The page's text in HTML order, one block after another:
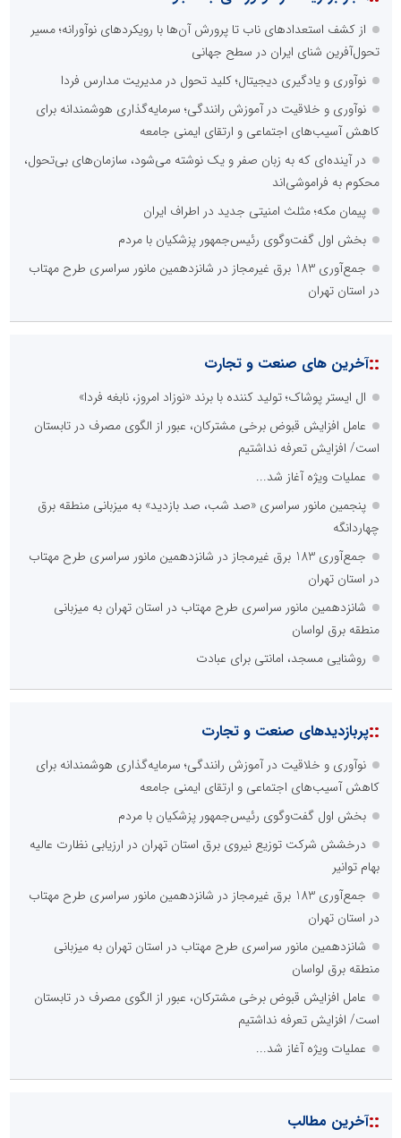
از کشف استعدادهای ناب تا پرورش آن‌ها با رویکردهای نوآورانه؛ مسیر
تحول‌آفرین شنای ایران در سطح جهانی
نوآوری و یادگیری دیجیتال؛ کلید تحول در مدیریت مدارس فردا
نوآوری و خلاقیت در آموزش رانندگی؛ سرمایه‌گذاری هوشمندانه برای
کاهش آسیب‌های اجتماعی و ارتقای ایمنی جامعه
در آینده‌ای که به زبان صفر و یک نوشته می‌شود، سازمان‌های بی‌تحول،
محکوم به فراموشی‌اند
پیمان مکه؛ مثلث امنیتی جدید در اطراف ایران
بخش اول گفت‌وگوی رئیس‌جمهور پزشکیان با مردم
جمع‌آوری 183 برق غیرمجاز در شانزدهمین مانور سراسری طرح مهتاب
در استان تهران
::آخرین های صنعت و تجارت
ال ایستر پوشاک؛ تولید کننده با برند «نوزاد امروز، نابغه فردا»
عامل افزایش قبوض برخی مشترکان، عبور از الگوی مصرف در تابستان
است/ افزایش تعرفه نداشتیم
عملیات ویژه آغاز شد...
پنجمین مانور سراسری «صد شب، صد بازدید» به میزبانی منطقه برق
چهاردانگه
جمع‌آوری 183 برق غیرمجاز در شانزدهمین مانور سراسری طرح مهتاب
در استان تهران
شانزدهمین مانور سراسری طرح مهتاب در استان تهران به میزبانی
منطقه برق لواسان
روشنایی مسجد، امانتی برای عبادت
::پربازدیدهای صنعت و تجارت
نوآوری و خلاقیت در آموزش رانندگی؛ سرمایه‌گذاری هوشمندانه برای
کاهش آسیب‌های اجتماعی و ارتقای ایمنی جامعه
بخش اول گفت‌وگوی رئیس‌جمهور پزشکیان با مردم
درخشش شرکت توزیع نیروی برق استان تهران در ارزیابی نظارت عالیه
بهام توانیر
جمع‌آوری 183 برق غیرمجاز در شانزدهمین مانور سراسری طرح مهتاب
در استان تهران
شانزدهمین مانور سراسری طرح مهتاب در استان تهران به میزبانی
منطقه برق لواسان
عامل افزایش قبوض برخی مشترکان، عبور از الگوی مصرف در تابستان
است/ افزایش تعرفه نداشتیم
عملیات ویژه آغاز شد...
::آخرین مطالب